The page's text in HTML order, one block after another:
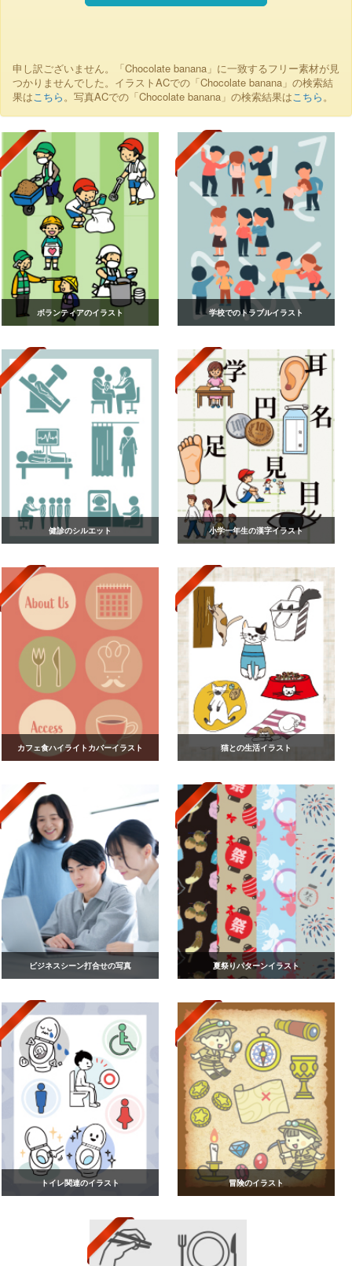
申し訳ございません。「Chocolate banana」に一致するフリー素材が見
つかりませんでした。イラストACでの「Chocolate banana」の検索結
果はこちら。写真ACでの「Chocolate banana」の検索結果はこちら。
ボランティアのイラスト 学校でのトラブルイラスト
健診のシルエット 小学一年生の漢字イラスト
カフェ食ハイライトカバーイラスト 猫との生活イラスト
ビジネスシーン打合せの写真 夏祭りパターンイラスト
トイレ関連のイラスト 冒険のイラスト